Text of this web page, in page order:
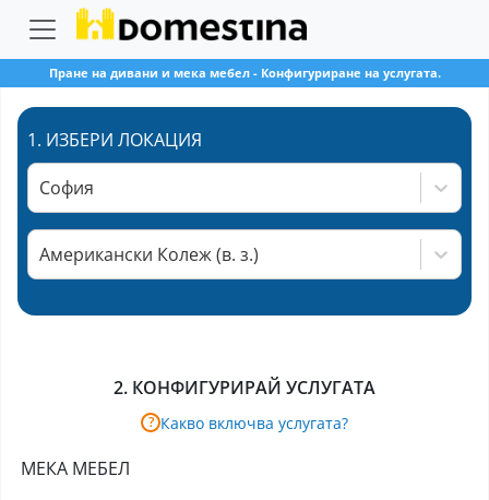
Пране на дивани и мека мебел- Конфигуриране на услугата.
1. ИЗБЕРИ ЛОКАЦИЯ
София
Американски Колеж (в. з.)
2. КОНФИГУРИРАЙ УСЛУГАТА
? Какво включва услугата?
МЕКА МЕБЕЛ